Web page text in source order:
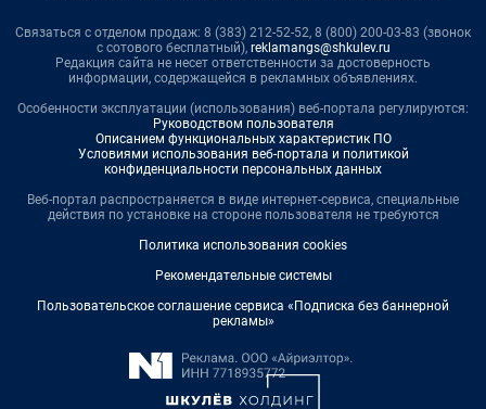
Связаться с отделом продаж: 8 (383) 212-52-52, 8 (800) 200-03-83 (звонок
с сотового бесплатный), reklamangs@shkulev.ru
Редакция сайта не несет ответственности за достоверность
информации, содержащейся в рекламных объявлениях.
Особенности эксплуатации (использования) веб-портала регулируются:
Руководством пользователя
Описанием функциональных характеристик ПО
Условиями использования веб-портала и политикой
конфиденциальности персональных данных
Веб-портал распространяется в виде интернет-сервиса, специальные
действия по установке на стороне пользователя не требуются
Политика использования cookies
Рекомендательные системы
Пользовательское соглашение сервиса «Подписка без баннерной
рекламы»